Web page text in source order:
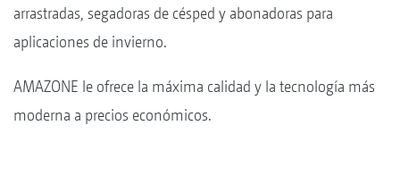
arrastradas, segadoras de césped y abonadoras para
aplicaciones de invierno.
AMAZONE le ofrece la máxima calidad y la tecnología más
moderna a precios económicos.